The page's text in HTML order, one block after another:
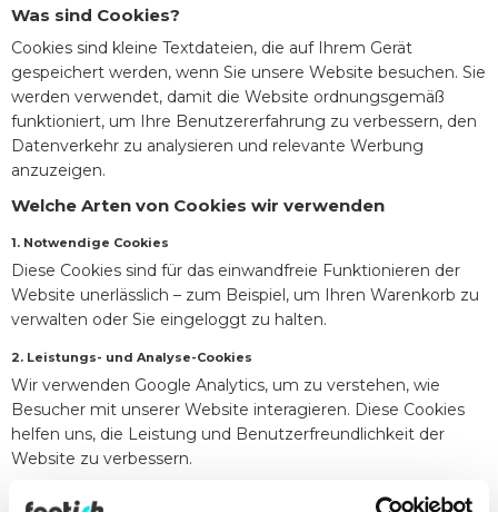
Was sind Cookies?
Cookies sind kleine Textdateien, die auf Ihrem Gerät
gespeichert werden, wenn Sie unsere Website besuchen. Sie
werden verwendet, damit die Website ordnungsgemäß
funktioniert, um Ihre Benutzererfahrung zu verbessern, den
Datenverkehr zu analysieren und relevante Werbung
anzuzeigen.
Welche Arten von Cookies wir verwenden
1. Notwendige Cookies
Diese Cookies sind für das einwandfreie Funktionieren der
Website unerlässlich – zum Beispiel, um Ihren Warenkorb zu
verwalten oder Sie eingeloggt zu halten.
2. Leistungs- und Analyse-Cookies
Wir verwenden Google Analytics, um zu verstehen, wie
Besucher mit unserer Website interagieren. Diese Cookies
helfen uns, die Leistung und Benutzerfreundlichkeit der
Website zu verbessern.
Marketing-Cookies